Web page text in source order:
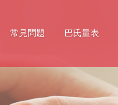
常見問題 巴氏量表